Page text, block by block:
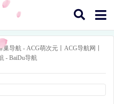
巢导航 - ACG萌次元丨ACG导航网丨
- BaiDu导航